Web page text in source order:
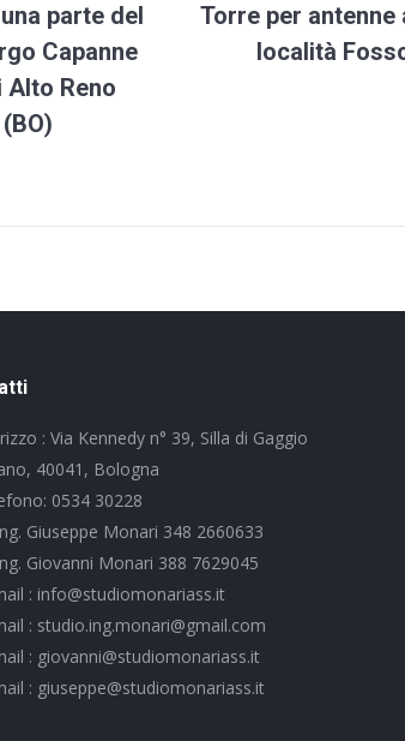
parte del
Capanne
Alto Reno
Torre per antenne
località
: Via Kennedy n° 39, Silla di Gaggio
40041, Bologna
0534 30228
Giuseppe Monari 348 2660633
Giovanni Monari 388 7629045
: info@studiomonariass.it
: studio.ing.monari@gmail.com
: giovanni@studiomonariass.it
: giuseppe@studiomonariass.it